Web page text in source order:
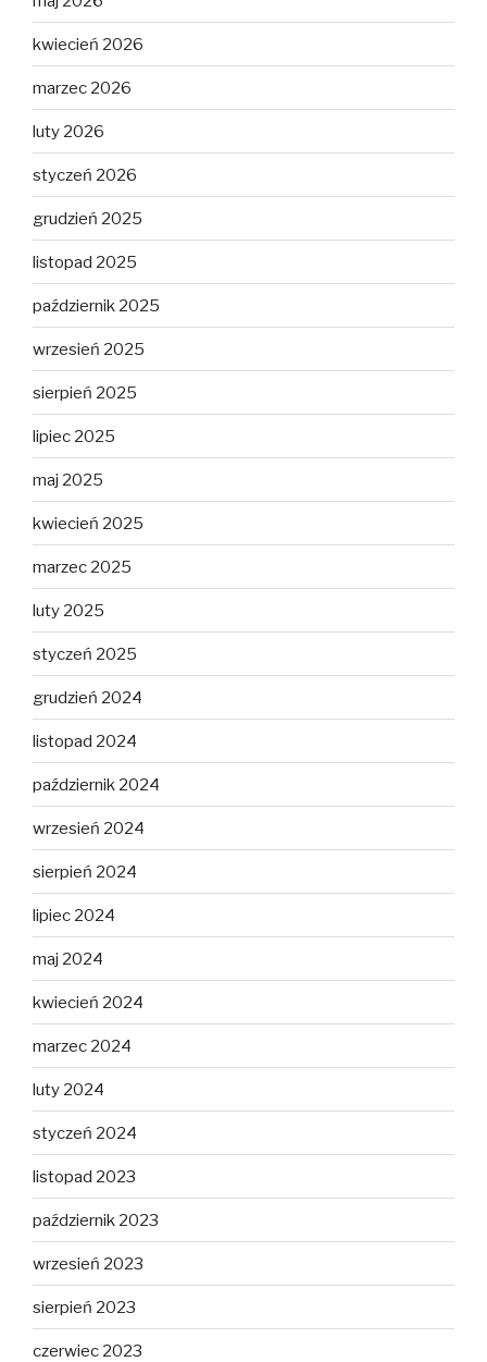
kwiecień 2026
marzec 2026
luty 2026
styczeń 2026
grudzień 2025
listopad 2025
październik 2025
wrzesień 2025
sierpień 2025
lipiec 2025
maj 2025
kwiecień 2025
marzec 2025
luty 2025
styczeń 2025
grudzień 2024
listopad 2024
październik 2024
wrzesień 2024
sierpień 2024
lipiec 2024
maj 2024
kwiecień 2024
marzec 2024
luty 2024
styczeń 2024
listopad 2023
październik 2023
wrzesień 2023
sierpień 2023
czerwiec 2023